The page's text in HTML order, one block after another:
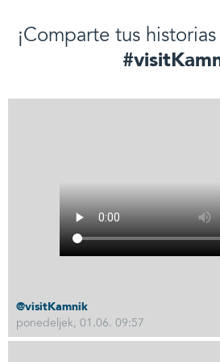
¡Comparte tus
@visitKamnik
ponedeljek, 01.06. 09:57